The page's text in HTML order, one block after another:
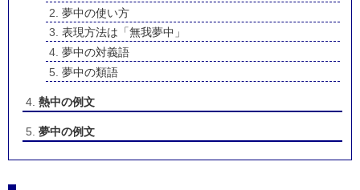
夢中の使い方
表現方法は「無我夢中」
夢中の対義語
夢中の類語
熱中の例文
夢中の例文